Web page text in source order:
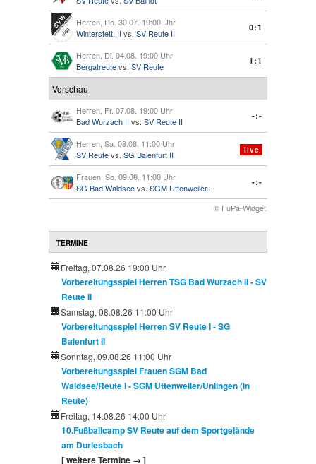
Herren, Do. 30.07. 19:00 Uhr
Winterstett. IIvs. SV Reute II
0:1
Herren, Di. 04.08. 19:00 Uhr
Bergatreutevs. SV Reute
1:1
Vorschau
Herren, Fr. 07.08. 19:00 Uhr
Bad Wurzach IIvs. SV Reute II
-:-
Herren, Sa. 08.08. 11:00 Uhr
SV Reutevs. SG Baienfurt II live
Frauen, So. 09.08. 11:00 Uhr
SG Bad Waldseevs. SGM Uttenweiler...
-:-
© FuPa-Widget
TERMINE
Freitag, 07.08.26 19:00 Uhr
Vorbereitungsspiel Herren TSG Bad Wurzach II - SV
Reute II
Samstag, 08.08.26 11:00 Uhr
Vorbereitungsspiel Herren SV Reute I - SG
Baienfurt II
Sonntag, 09.08.26 11:00 Uhr
Vorbereitungsspiel Frauen SGM Bad
Waldsee/Reute I - SGM Uttenweiler/Unlingen (in
Reute)
Freitag, 14.08.26 14:00 Uhr
10.Fußballcamp SV Reute auf dem Sportgelände
am Durlesbach
[ weitere Termine → ]